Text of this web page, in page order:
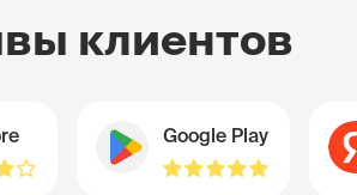
клиентов
Google Play